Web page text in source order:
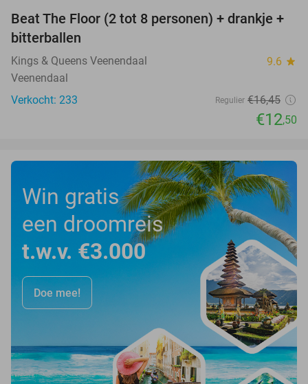
24%
Beat The Floor (2 tot 8 personen) + drankje +
bitterballen
Kings & Queens Veenendaal 9.6 star
Veenendaal
Verkocht: 233
Regulier €16,45
€12,50
Win gratis
een droomreis
t.w.v. €3.000
Doe mee!